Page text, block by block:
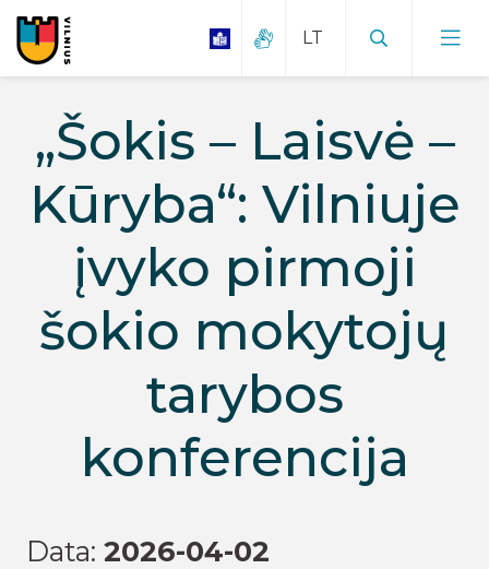
„Šokis – Laisvė –
Kūryba“: Vilniuje
įvyko pirmoji
šokio mokytojų
tarybos
konferencija
Data: 2026-04-02